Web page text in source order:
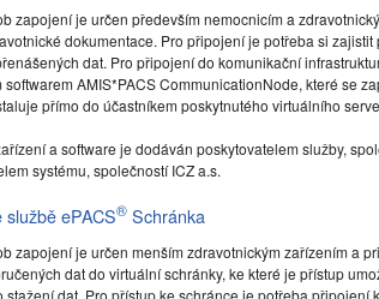
zapojení je určen především nemocnicím a
dokumentace. Pro připojení je potřeba si
dat. Pro připojení do komunikační
softwarem AMIS*PACS CommunicationNode, které se
přímo do účastníkem poskytnutého virtuálního
a software je dodáván poskytovatelem služby,
systému, společností ICZ a.s.
ePACS® Schránka
zapojení je určen menším zdravotnickým zařízením a
dat do virtuální schránky, ke které je přístup
stažení dat. Pro přístup ke schránce je potřeba